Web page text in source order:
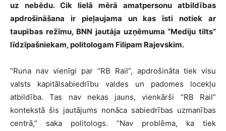
uz nebēdu. Cik lielā mērā amatpersonu atbildības
apdrošināšana ir pieļaujama un kas īsti notiek ar
taupības režīmu, BNN jautāja uzņēmuma “Mediju tilts”
līdzīpašniekam, politologam Filipam Rajevskim.
“Runa nav vienīgi par “RB Rail”, apdrošināta tiek visu
valsts kapitālsabiedrību valdes un padomes locekļu
atbildība. Tas nav nekas jauns, vienkārši “RB Rail”
kontekstā šis jautājums nonāca sabiedrības uzmanības
centrā,” saka politologs. “Nav problēma, ka tiek